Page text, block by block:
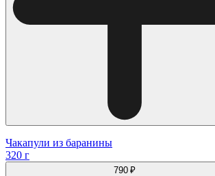
Чакапули из баранины
320 г
790 ₽